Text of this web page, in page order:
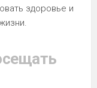
здоровье и